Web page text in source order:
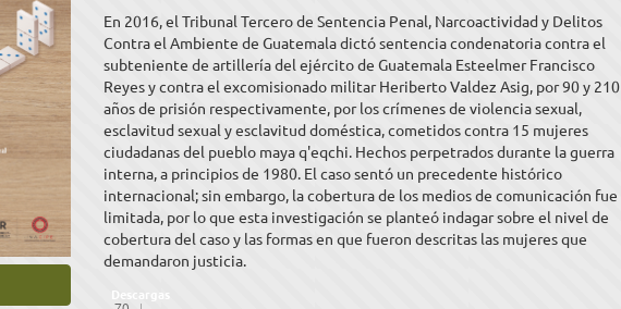
artículo
En 2016, el Tribunal Tercero de Sentencia Penal, Narcoactividad y Delitos
Contra el Ambiente de Guatemala dictó sentencia condenatoria contra el
subteniente de artillería del ejército de Guatemala Esteelmer Francisco
Reyes y contra el excomisionado militar Heriberto Valdez Asig, por 90 y 210
años de prisión respectivamente, por los crímenes de violencia sexual,
esclavitud sexual y esclavitud doméstica, cometidos contra 15 mujeres
ciudadanas del pueblo maya q'eqchi. Hechos perpetrados durante la guerra
interna, a principios de 1980. El caso sentó un precedente histórico
internacional; sin embargo, la cobertura de los medios de comunicación fue
limitada, por lo que esta investigación se planteó indagar sobre el nivel de
cobertura del caso y las formas en que fueron descritas las mujeres que
demandaron justicia.
Descargas